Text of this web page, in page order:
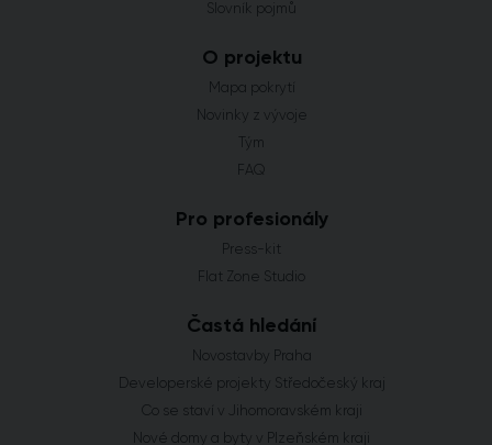
Slovník pojmů
O projektu
Mapa pokrytí
Novinky z vývoje
Tým
FAQ
Pro profesionály
Press-kit
Flat Zone Studio
Častá hledání
Novostavby Praha
Developerské projekty Středočeský kraj
Co se staví v Jihomoravském kraji
Nové domy a byty v Plzeňském kraji